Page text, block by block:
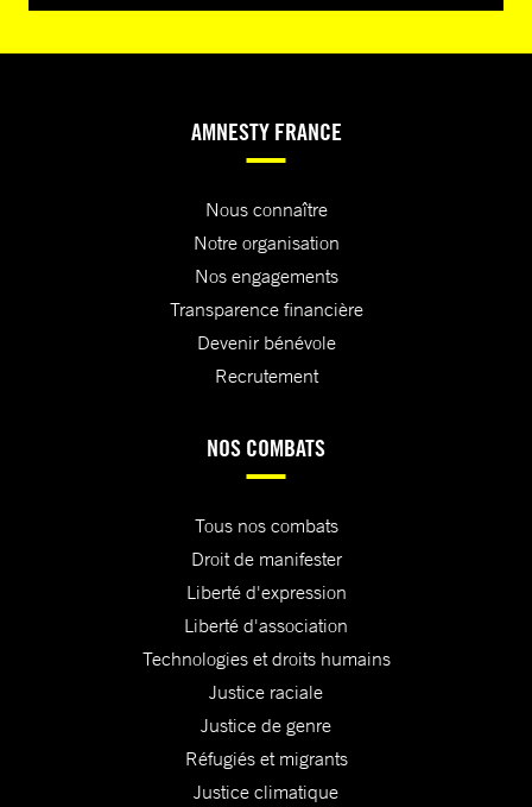
AMNESTY FRANCE
Nous connaître
Notre organisation
Nos engagements
Transparence financière
Devenir bénévole
Recrutement
NOS COMBATS
Tous nos combats
Droit de manifester
Liberté d'expression
Liberté d'association
Technologies et droits humains
Justice raciale
Justice de genre
Réfugiés et migrants
Justice climatique